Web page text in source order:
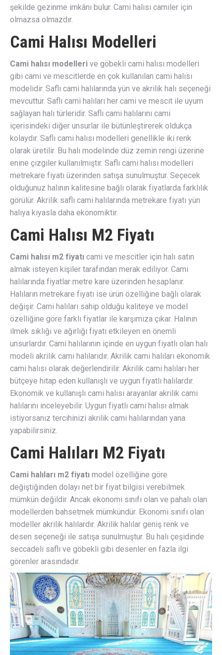
şekilde gezinme imkânı bulur. Cami halısı camiler için
olmazsa olmazdır.
Cami Halısı Modelleri
Cami halısı modelleri ve göbekli cami halısı modelleri
gibi cami ve mescitlerde en çok kullanılan cami halısı
modelidir. Saflı cami halılarında yün ve akrilik halı seçeneği
mevcuttur. Saflı cami halıları her cami ve mescit ile uyum
sağlayan halı türleridir. Saflı cami halılarını cami
içerisindeki diğer unsurlar ile bütünleştirerek oldukça
kolaydır. Saflı cami halısı modelleri genellikle iki renk
olarak üretilir. Bu halı modelinde düz zemin rengi üzerine
enine çizgiler kullanılmıştır. Saflı cami halısı modelleri
metrekare fiyatı üzerinden satışa sunulmuştur. Seçecek
olduğunuz halının kalitesine bağlı olarak fiyatlarda farklılık
görülür. Akrilik saflı cami halılarında metrekare fiyatı yün
halıya kıyasla daha ekonomiktir.
Cami Halısı M2 Fiyatı
Cami halısı m2 fiyatı cami ve mescitler için halı satın
almak isteyen kişiler tarafından merak ediliyor. Cami
halılarında fiyatlar metre kare üzerinden hesaplanır.
Halıların metrekare fiyatı ise ürün özelliğine bağlı olarak
değişir. Cami halıları sahip olduğu kaliteye ve model
özelliğine göre farklı fiyatlar ile karşımıza çıkar. Halının
ilmek sıklığı ve ağırlığı fiyatı etkileyen en önemli
unsurlardır. Cami halılarının içinde en uygun fiyatlı olan halı
modeli akrilik cami halılarıdır. Akrilik cami halıları ekonomik
cami halısı olarak değerlendirilir. Akrilik cami halıları her
bütçeye hitap eden kullanışlı ve uygun fiyatlı halılardır.
Ekonomik ve kullanışlı cami halısı arayanlar akrilik cami
halılarını inceleyebilir. Uygun fiyatlı cami halısı almak
istiyorsanız tercihinizi akrilik cami halılarından yana
yapabilirsiniz.
Cami Halıları M2 Fiyatı
Cami halıları m2 fiyatı model özelliğine göre
değiştiğinden dolayı net bir fiyat bilgisi verebilmek
mümkün değildir. Ancak ekonomi sınıfı olan ve pahalı olan
modellerden bahsetmek mümkündür. Ekonomi sınıfı olan
modeller akrilik halılardır. Akrilik halılar geniş renk ve
desen seçeneği ile satışa sunulmuştur. Bu halı çeşidinde
seccadeli saflı ve göbekli gibi desenler en fazla ilgi
görenler arasındadır.